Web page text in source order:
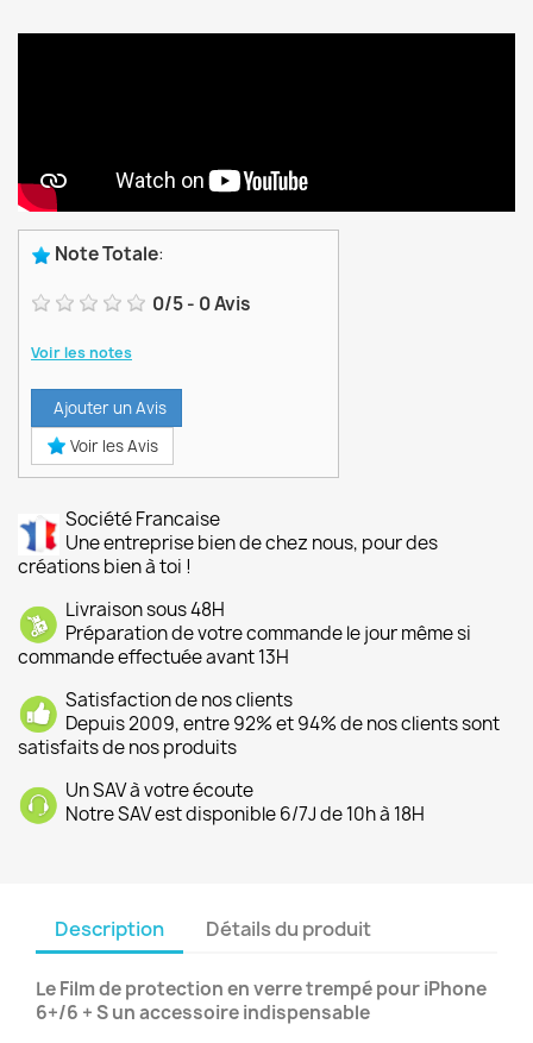
Note Totale:
0/5- 0Avis
Voir les notes
Ajouter un Avis
Voir les Avis
Société Francaise
Une entreprise bien de chez nous, pour des
créations bien à toi !
Livraison sous 48H
Préparation de votre commande le jour même si
commande effectuée avant 13H
Satisfaction de nos clients
Depuis 2009, entre 92% et 94% de nos clients sont
satisfaits de nos produits
Un SAV à votre écoute
Notre SAV est disponible 6/7J de 10h à 18H
Description Détails du produit
Le Film de protection en verre trempé pour iPhone
6+/6 + S un accessoire indispensable